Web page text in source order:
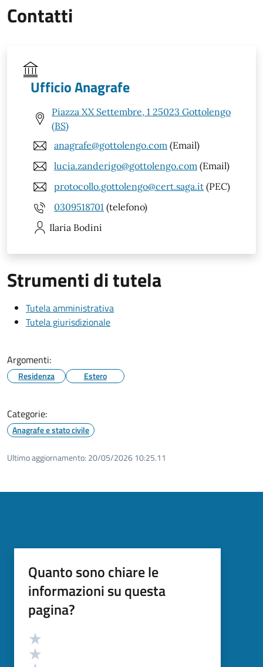
Contatti
Ufficio Anagrafe
Piazza XX Settembre, 1 25023 Gottolengo
(BS)
anagrafe@gottolengo.com (Email)
lucia.zanderigo@gottolengo.com (Email)
protocollo.gottolengo@cert.saga.it (PEC)
0309518701 (telefono)
Ilaria Bodini
Strumenti di tutela
Tutela amministrativa
Tutela giurisdizionale
Argomenti:
Residenza Estero
Categorie:
Anagrafe e stato civile
Ultimo aggiornamento: 20/05/2026 10:25.11
Quanto sono chiare le
informazioni su questa
pagina?
Valutazione